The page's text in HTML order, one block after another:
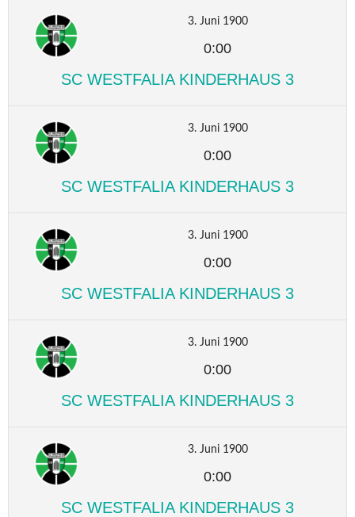
3. Juni 1900
0:00
SC WESTFALIA KINDERHAUS 3
3. Juni 1900
0:00
SC WESTFALIA KINDERHAUS 3
3. Juni 1900
0:00
SC WESTFALIA KINDERHAUS 3
3. Juni 1900
0:00
SC WESTFALIA KINDERHAUS 3
3. Juni 1900
0:00
SC WESTFALIA KINDERHAUS 3